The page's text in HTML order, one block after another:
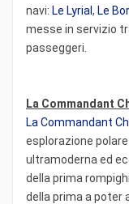
navi: Le Lyrial , Le
messe in servizio
passeggeri.
La Commandant
La Commandant
esplorazione
ultramoderna ed
della prima
della prima a poter